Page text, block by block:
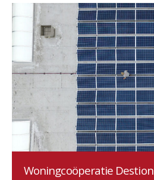
Woningcoöperatie Destion